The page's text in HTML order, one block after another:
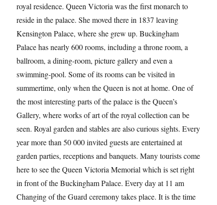
royal residence. Queen Victoria was the first monarch to
reside in the palace. She moved there in 1837 leaving
Kensington Palace, where she grew up. Buckingham
Palace has nearly 600 rooms, including a throne room, a
ballroom, a dining-room, picture gallery and even a
swimming-pool. Some of its rooms can be visited in
summertime, only when the Queen is not at home. One of
the most interesting parts of the palace is the Queen’s
Gallery, where works of art of the royal collection can be
seen. Royal garden and stables are also curious sights. Every
year more than 50 000 invited guests are entertained at
garden parties, receptions and banquets. Many tourists come
here to see the Queen Victoria Memorial which is set right
in front of the Buckingham Palace. Every day at 11 am
Changing of the Guard ceremony takes place. It is the time